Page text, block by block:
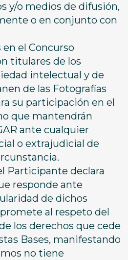
y/o medios de difusión,
o en conjunto con
el Concurso
titulares de los
intelectual y de
de las Fotografías
su participación en el
que mantendrán
ante cualquier
o extrajudicial de
Participante declara
responde ante
de dichos
al respeto del
los derechos que cede
Bases, manifestando
no tiene